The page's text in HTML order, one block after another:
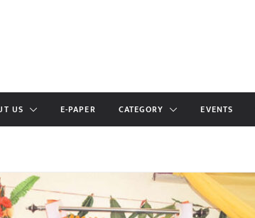
US E-PAPER CATEGORY EVENTS